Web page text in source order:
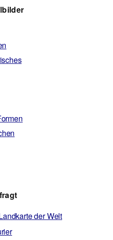
der Welt